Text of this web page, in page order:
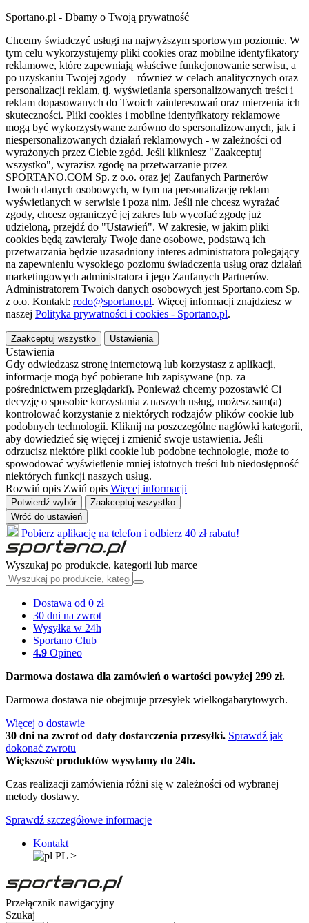
Sportano.pl - Dbamy o Twoją prywatność
Chcemy świadczyć usługi na najwyższym sportowym poziomie. W
tym celu wykorzystujemy pliki cookies oraz mobilne identyfikatory
reklamowe, które zapewniają właściwe funkcjonowanie serwisu, a
po uzyskaniu Twojej zgody – również w celach analitycznych oraz
personalizacji reklam, tj. wyświetlania spersonalizowanych treści i
reklam dopasowanych do Twoich zainteresowań oraz mierzenia ich
skuteczności. Pliki cookies i mobilne identyfikatory reklamowe
mogą być wykorzystywane zarówno do spersonalizowanych, jak i
niespersonalizowanych działań reklamowych - w zależności od
wyrażonych przez Ciebie zgód. Jeśli klikniesz "Zaakceptuj
wszystko", wyrazisz zgodę na przetwarzanie przez
SPORTANO.COM Sp. z o.o. oraz jej Zaufanych Partnerów
Twoich danych osobowych, w tym na personalizację reklam
wyświetlanych w serwisie i poza nim. Jeśli nie chcesz wyrażać
zgody, chcesz ograniczyć jej zakres lub wycofać zgodę już
udzieloną, przejdź do "Ustawień". W zakresie, w jakim pliki
cookies będą zawierały Twoje dane osobowe, podstawą ich
przetwarzania będzie uzasadniony interes administratora polegający
na zapewnieniu wysokiego poziomu świadczenia usług oraz działań
marketingowych administratora i jego Zaufanych Partnerów.
Administratorem Twoich danych osobowych jest Sportano.com Sp.
z o.o. Kontakt: rodo@sportano.pl. Więcej informacji znajdziesz w
naszej Polityka prywatności i cookies - Sportano.pl.
Zaakceptuj wszystko Ustawienia
Ustawienia
Gdy odwiedzasz stronę internetową lub korzystasz z aplikacji,
informacje mogą być pobierane lub zapisywane (np. za
pośrednictwem przeglądarki). Ponieważ chcemy pozostawić Ci
decyzję o sposobie korzystania z naszych usług, możesz sam(a)
kontrolować korzystanie z niektórych rodzajów plików cookie lub
podobnych technologii. Kliknij na poszczególne nagłówki kategorii,
aby dowiedzieć się więcej i zmienić swoje ustawienia. Jeśli
odrzucisz niektóre pliki cookie lub podobne technologie, może to
spowodować wyświetlenie mniej istotnych treści lub niedostępność
niektórych funkcji naszych usług.
Rozwiń opis Zwiń opis Więcej informacji
Potwierdź wybór
Zaakceptuj wszystko
Wróć do ustawień
Pobierz aplikację na telefon i odbierz 40 zł rabatu!
Wyszukaj po produkcie, kategorii lub marce
Dostawa od 0 zł
30 dni na zwrot
Wysyłka w 24h
Sportano Club
4.9 Opineo
Darmowa dostawa dla zamówień o wartości powyżej 299 zł.
Darmowa dostawa nie obejmuje przesyłek wielkogabarytowych.
Więcej o dostawie
30 dni na zwrot od daty dostarczenia przesyłki. Sprawdź jak
dokonać zwrotu
Większość produktów wysyłamy do 24h.
Czas realizacji zamówienia różni się w zależności od wybranej
metody dostawy.
Sprawdź szczegółowe informacje
Kontakt
PL >
Przełącznik nawigacyjny
Szukaj